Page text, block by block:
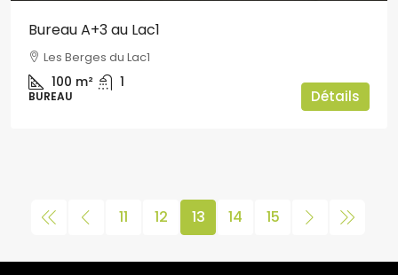
Bureau A+3 au Lac1
Les Berges du Lac1
100 m² 1
BUREAU Détails
11 12 13 14 15